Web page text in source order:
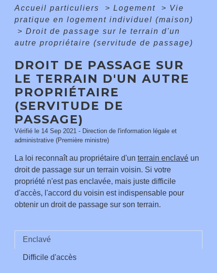
Accueil particuliers > Logement > Vie
pratique en logement individuel (maison)
> Droit de passage sur le terrain d'un
autre propriétaire (servitude de passage)
DROIT DE PASSAGE SUR
LE TERRAIN D'UN AUTRE
PROPRIÉTAIRE
(SERVITUDE DE
PASSAGE)
Vérifié le 14 Sep 2021 - Direction de l'information légale et
administrative (Première ministre)
La loi reconnaît au propriétaire d'un terrain enclavé un
droit de passage sur un terrain voisin. Si votre
propriété n'est pas enclavée, mais juste difficile
d'accès, l'accord du voisin est indispensable pour
obtenir un droit de passage sur son terrain.
Enclavé
Difficile d'accès